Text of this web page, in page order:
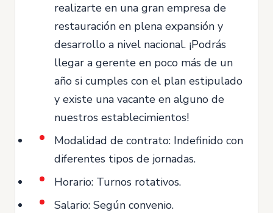
realizarte en una gran empresa de
restauración en plena expansión y
desarrollo a nivel nacional. ¡Podrás
llegar a gerente en poco más de un
año si cumples con el plan estipulado
y existe una vacante en alguno de
nuestros establecimientos!
Modalidad de contrato: Indefinido con
diferentes tipos de jornadas.
Horario: Turnos rotativos.
Salario: Según convenio.